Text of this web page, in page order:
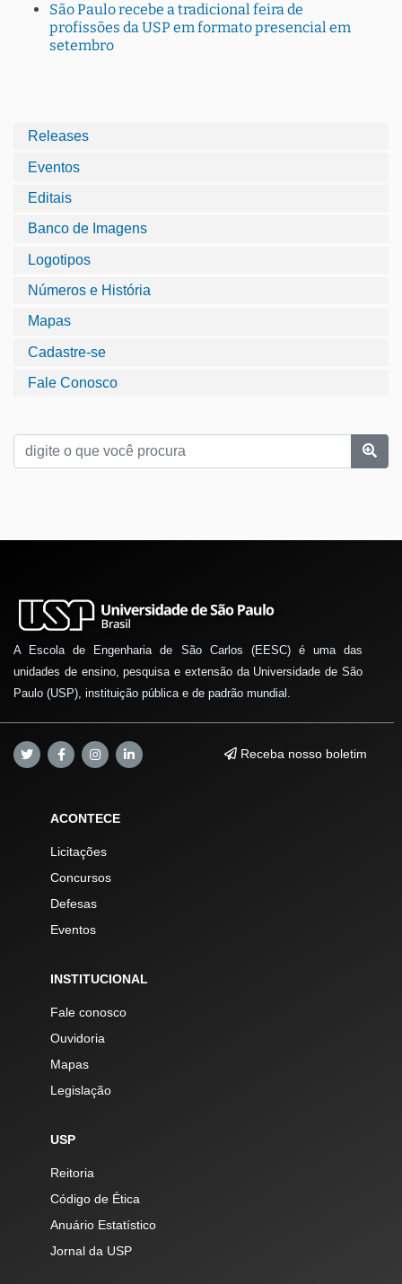
São Paulo recebe a tradicional feira de
profissões da USP em formato presencial em
setembro
Releases
Eventos
Editais
Banco de Imagens
Logotipos
Números e História
Mapas
Cadastre-se
Fale Conosco
A Escola de Engenharia de São Carlos (EESC) é uma das
unidades de ensino, pesquisa e extensão da Universidade de São
Paulo (USP), instituição pública e de padrão mundial.
Receba nosso boletim
ACONTECE
Licitações
Concursos
Defesas
Eventos
INSTITUCIONAL
Fale conosco
Ouvidoria
Mapas
Legislação
USP
Reitoria
Código de Ética
Anuário Estatístico
Jornal da USP